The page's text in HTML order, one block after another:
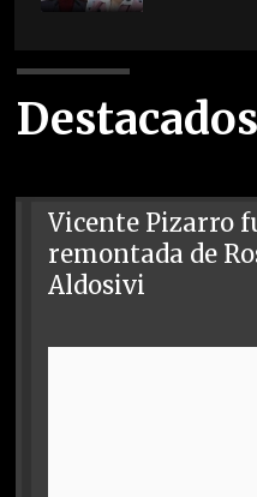
Destacados
Vicente Pizarro
remontada de
Aldosivi